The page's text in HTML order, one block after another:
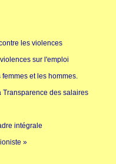
les violences
sur l'emploi
et les hommes.
des salaires
intégrale
»